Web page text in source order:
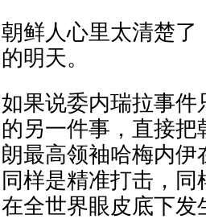
朝鲜人心里太清楚
的明天。
如果说委内瑞拉事
的另一件事，直接
朗最高领袖哈梅内
同样是精准打击，
在全世界眼皮底下发